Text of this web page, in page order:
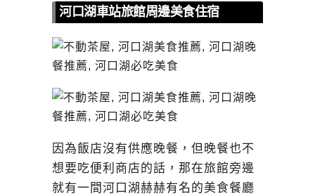
河口湖車站旅館周邊美食住宿
因為飯店沒有供應晚餐，但晚餐也不
想要吃便利商店的話，那在旅館旁邊
就有一間河口湖赫赫有名的美食餐廳